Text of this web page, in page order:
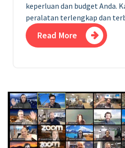
keperluan dan budget Anda.
peralatan terlengkap dan
Read More